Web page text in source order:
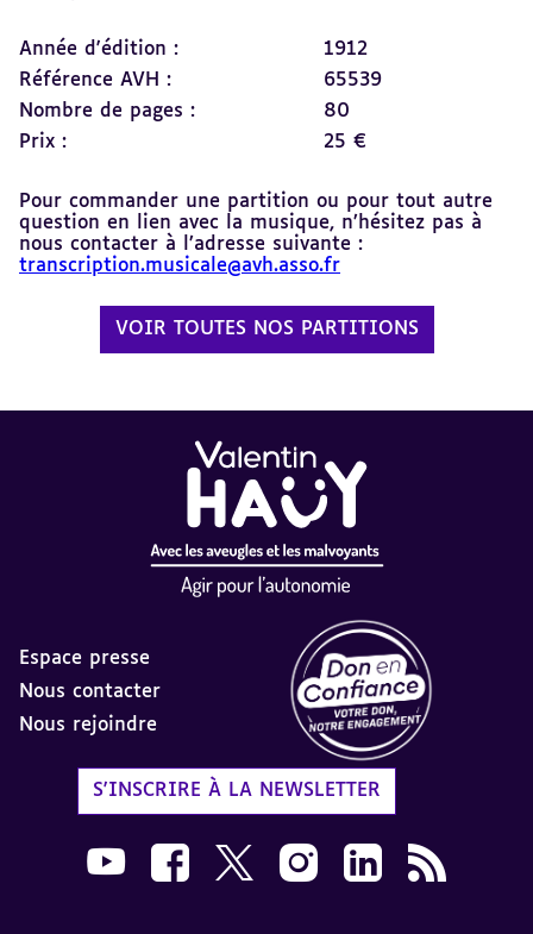
Année d'édition :
1912
Référence AVH :
65539
Nombre de pages :
80
Prix :
25 €
Pour commander une partition ou pour tout autre
question en lien avec la musique, n’hésitez pas à
nous contacter à l’adresse suivante :
transcription.musicale@avh.asso.fr
VOIR TOUTES NOS PARTITIONS
Espace presse
Nous contacter
Nous rejoindre
S'INSCRIRE À LA NEWSLETTER
Nous suivre sur Youtube AVH dans une
Nous suivre sur Facebook AVH dans
Nous suivre sur X AVH dans une
Nous suivre sur Instagram
Nous suivre sur
Flux RSS